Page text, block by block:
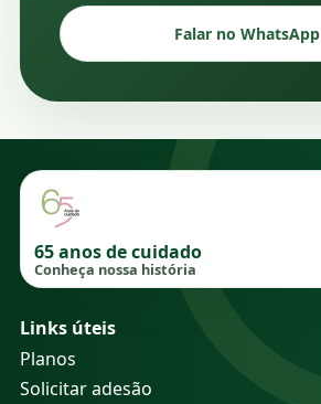
Falar no WhatsApp
65 anos de cuidado
Conheça nossa história
Links úteis
Planos
Solicitar adesão